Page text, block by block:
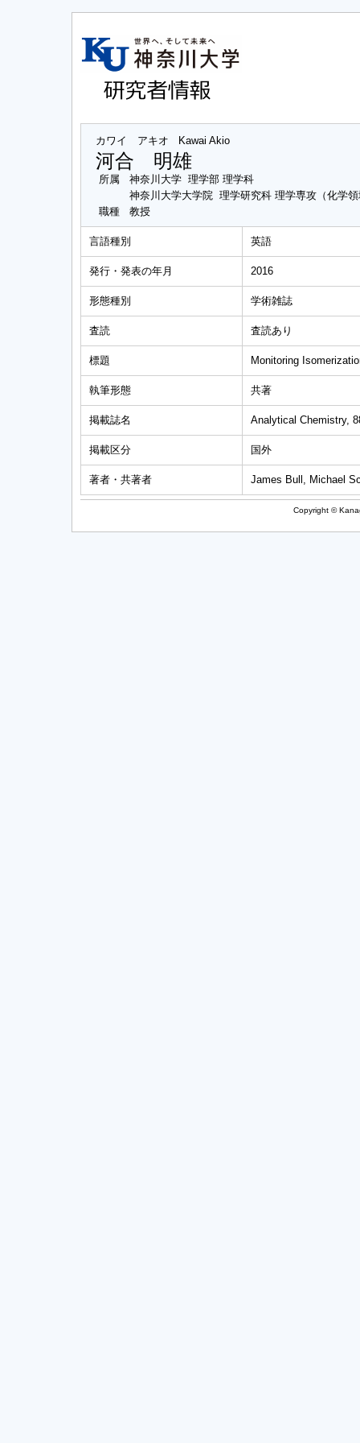
カワイ アキオ Kawai Akio
河合 明雄
所属
神奈川大学 理学部 理学科
神奈川大学大学院 理学研究科 理学専攻（化学
職種
教授
言語種別 英語
発行・発表の年月 2016
形態種別 学術雑誌
査読 査読あり
標題 Monitoring
執筆形態 共著
掲載誌名 Analytical Chemistry,
掲載区分 国外
著者・共著者 James Bull, Michael
Copyright ©